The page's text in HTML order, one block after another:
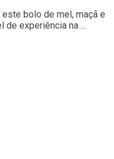
bolo de mel, maçã e
experiência na ...